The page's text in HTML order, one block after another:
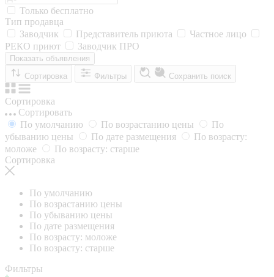
Только бесплатно
Тип продавца
Заводчик
Представитель приюта
Частное лицо
РЕКО приют
Заводчик ПРО
Показать объявления
Сортировка
Фильтры Сохранить поиск
Сортировка
Сортировать
По умолчанию
По возрастанию цены
По
убыванию цены
По дате размещения
По возрасту:
моложе
По возрасту: старше
Сортировка
По умолчанию
По возрастанию цены
По убыванию цены
По дате размещения
По возрасту: моложе
По возрасту: старше
Фильтры